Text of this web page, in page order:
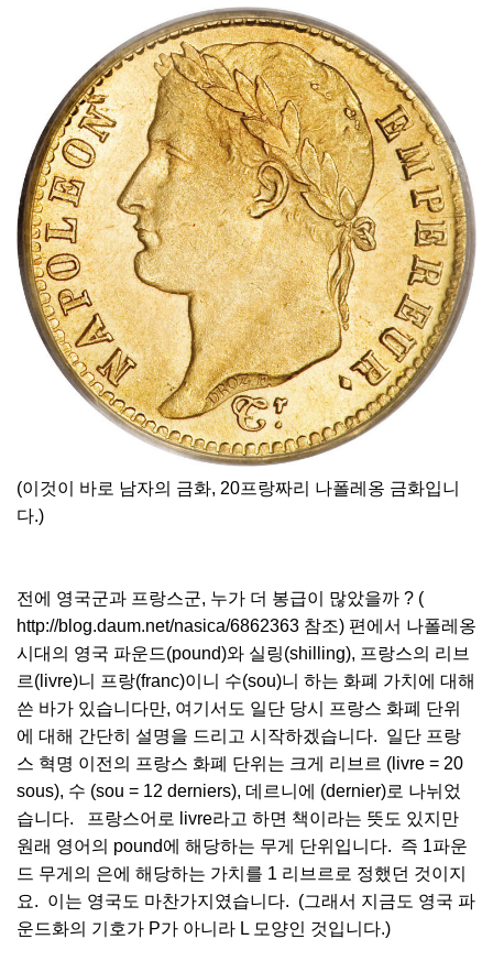
(이것이 바로 남자의 금화, 20프랑짜리 나폴레옹 금화입니
다.)
전에 영국군과 프랑스군, 누가 더 봉급이 많았을까 ? (
http://blog.daum.net/nasica/6862363 참조) 편에서 나폴레옹
시대의 영국 파운드(pound)와 실링(shilling), 프랑스의 리브
르(livre)니 프랑(franc)이니 수(sou)니 하는 화폐 가치에 대해
쓴 바가 있습니다만, 여기서도 일단 당시 프랑스 화폐 단위
에 대해 간단히 설명을 드리고 시작하겠습니다. 일단 프랑
스 혁명 이전의 프랑스 화폐 단위는 크게 리브르 (livre = 20
sous), 수 (sou = 12 derniers), 데르니에 (dernier)로 나뉘었
습니다. 프랑스어로 livre라고 하면 책이라는 뜻도 있지만
원래 영어의 pound에 해당하는 무게 단위입니다. 즉 1파운
드 무게의 은에 해당하는 가치를 1 리브르로 정했던 것이지
요. 이는 영국도 마찬가지였습니다. (그래서 지금도 영국 파
운드화의 기호가 P가 아니라 L 모양인 것입니다.)